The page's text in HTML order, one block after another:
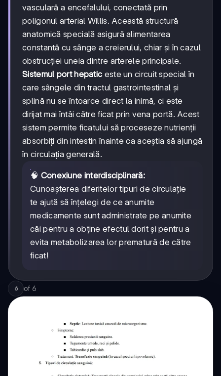
vasculară a encefalului, conectată prin
poligonul arterial Willis. Această structură
anatomică specială asigură alimentarea
constantă cu sânge a creierului, chiar și în cazul
obstrucției uneia dintre arterele principale.
Sistemul port hepatic este un circuit special în
care sângele din tractul gastrointestinal și
splină nu se întoarce direct la inimă, ci este
dirijat mai întâi către ficat prin vena portă. Acest
sistem permite ficatului să proceseze nutrienții
absorbiți din intestin înainte ca aceștia să ajungă
în circulația generală.
🧠 Conexiune interdisciplinară:
Cunoașterea diferitelor tipuri de circulație
te ajută să înțelegi de ce anumite
medicamente sunt administrate pe anumite
căi pentru a obține efectul dorit și pentru a
evita metabolizarea lor prematură de către
ficat!
6 of 6